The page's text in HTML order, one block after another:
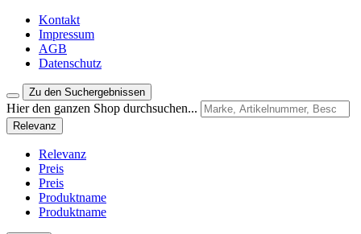
Kontakt
Impressum
AGB
Datenschutz
Zu den Suchergebnissen
Hier den ganzen Shop durchsuchen...
Relevanz
Relevanz
Preis
Preis
Produktname
Produktname